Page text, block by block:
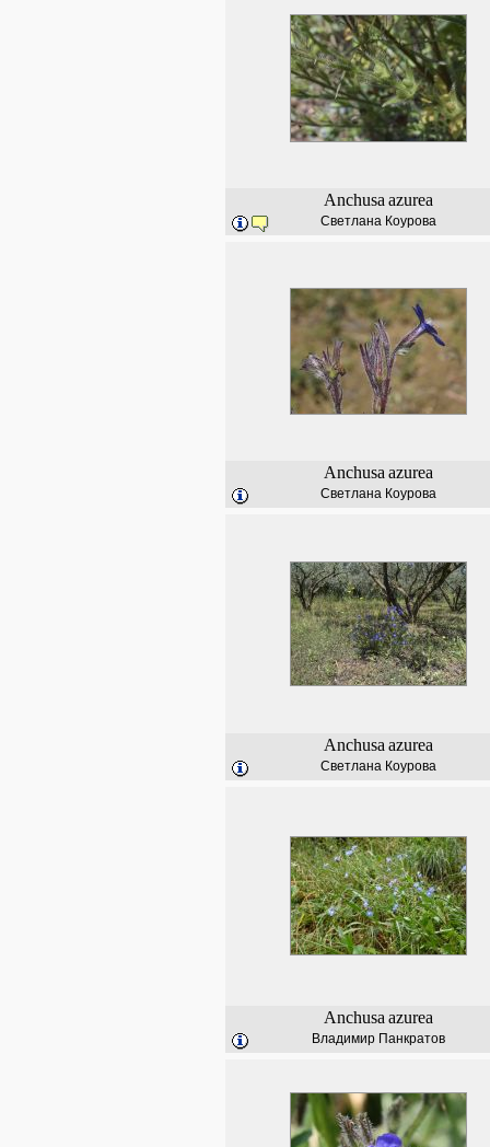
Anchusa azurea
Светлана Коурова
Anchusa azurea
Светлана Коурова
Anchusa azurea
Светлана Коурова
Anchusa azurea
Владимир Панкратов